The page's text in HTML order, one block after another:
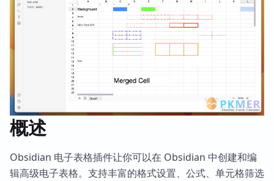
概述
Obsidian 电子表格插件让你可以在 Obsidian 中创建和编
辑高级电子表格。支持丰富的格式设置、公式、单元格筛选